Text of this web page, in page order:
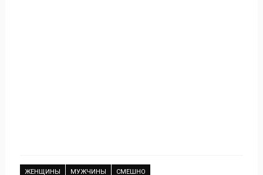
ЖЕНЩИНЫ МУЖЧИНЫ СМЕШНО